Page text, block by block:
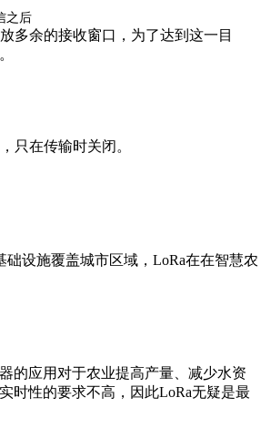
之后
多余的接收窗口，为了达到这一目
只在传输时关闭。
设施覆盖城市区域，LoRa在在智慧农
的应用对于农业提高产量、减少水资
时性的要求不高，因此LoRa无疑是最